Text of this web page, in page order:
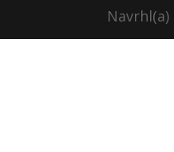
Navrhl(a)